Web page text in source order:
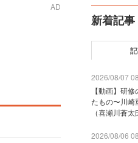
AD
新着記事
2026/08/07
【動画】研
たもの〜川崎
（喜瀬川蒼
2026/08/06